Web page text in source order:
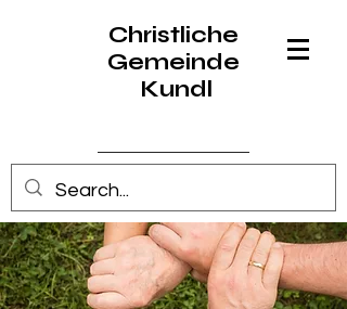
Christliche
Gemeinde
Kundl
Anmelden